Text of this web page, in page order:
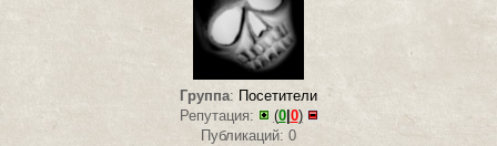
Группа: Посетители
Репутация:
(0| 0)
Публикаций: 0